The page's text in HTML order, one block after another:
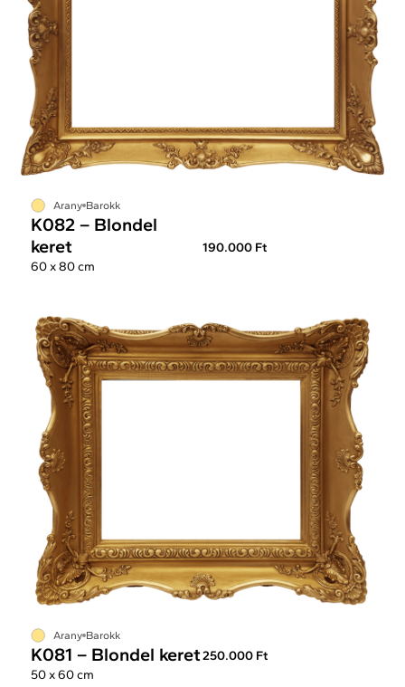
Arany Barokk
K082 – Blondel
keret
190.000 Ft
60 x 80 cm
Arany Barokk
K081 – Blondel keret250.000 Ft
50 x 60 cm